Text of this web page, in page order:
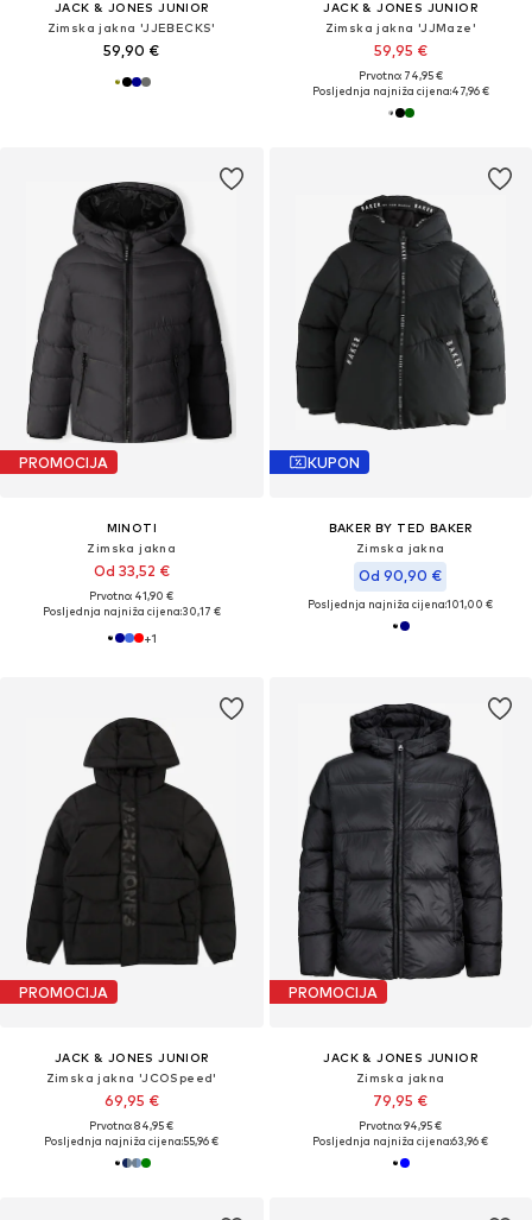
JACK & JONES JUNIOR
Zimska jakna 'JJEBECKS'
59,90 €
JACK & JONES JUNIOR
Zimska jakna 'JJMaze'
59,95 €
Prvotno: 74,95 €
Posljednja najniža cijena:47,96 €
PROMOCIJA
MINOTI
Zimska jakna
Od 33,52 €
Prvotno: 41,90 €
Posljednja najniža cijena:30,17 €
+1
KUPON
BAKER BY TED BAKER
Zimska jakna
Od 90,90 €
Posljednja najniža cijena:101,00 €
PROMOCIJA
JACK & JONES JUNIOR
Zimska jakna 'JCOSpeed'
69,95 €
Prvotno: 84,95 €
Posljednja najniža cijena:55,96 €
PROMOCIJA
JACK & JONES JUNIOR
Zimska jakna
79,95 €
Prvotno: 94,95 €
Posljednja najniža cijena:63,96 €